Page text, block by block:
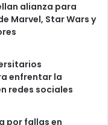
alianza para
Marvel, Star Wars y
enfrentar la
redes sociales
por fallas en